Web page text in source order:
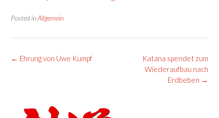
Posted inAllgemein
Post
Katana spendet zum
Wiederaufbau nach
Erdbeben →
← Ehrung von Uwe Kumpf